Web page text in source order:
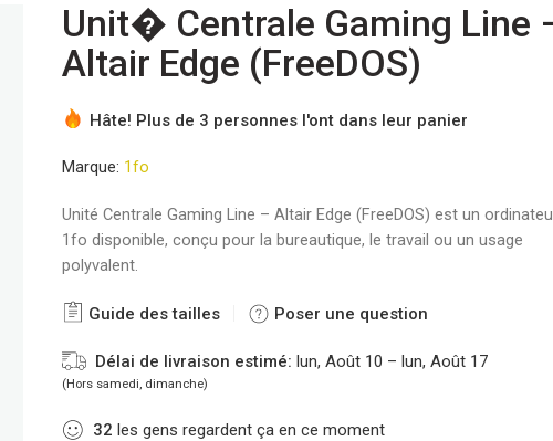
Unit� Centrale Gaming Line
Altair Edge (FreeDOS)
Hâte! Plus de 3 personnes l'ont dans leur panier
Marque: 1fo
Unité Centrale Gaming Line – Altair Edge (FreeDOS) est un
1fo disponible, conçu pour la bureautique, le travail ou un usage
polyvalent.
Guide des tailles Poser une question
Délai de livraison estimé: lun, Août 10 – lun, Août 17
(Hors samedi, dimanche)
32 les gens regardent ça en ce moment